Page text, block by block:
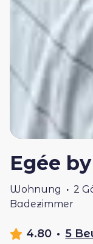
Egée
Wohnung · 2
Badezimmer
4.80 · 5